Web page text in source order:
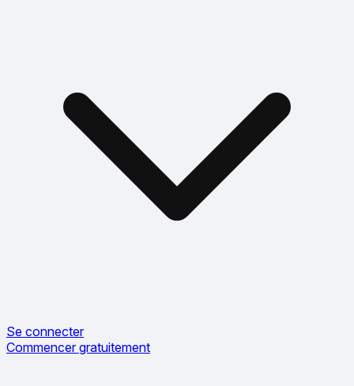
Se connecter
Commencer gratuitement